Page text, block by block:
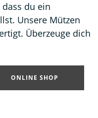
du ein
Unsere Mützen
Überzeuge dich
ONLINE SHOP